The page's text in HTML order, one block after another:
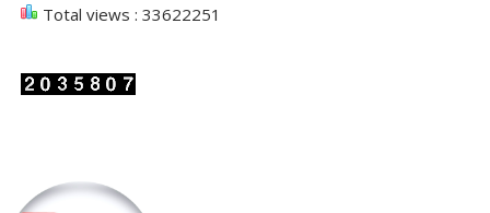
Total views : 33622251